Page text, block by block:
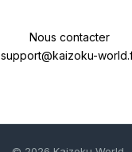
Nous contacter
support@kaizoku-